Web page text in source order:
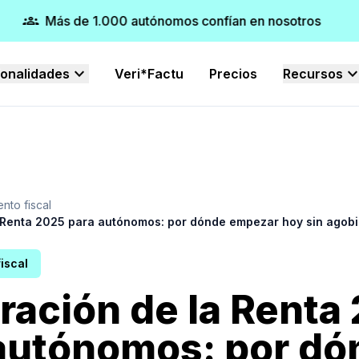
groups Más de 1.000 autónomos confían en nosotros
expand_more Veri*Factu Precios Recursos
fiscal
2025 para autónomos: por dónde empezar hoy sin
de la Renta
por